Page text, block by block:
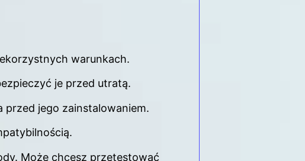
warunkach.
je przed utratą.
przed jego zainstalowaniem.
Może chcesz przetestować